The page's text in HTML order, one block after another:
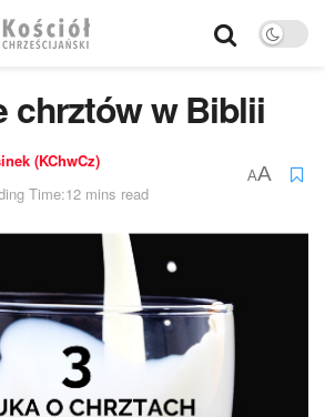
chrztów w Biblii
(KChwCz)
Time:12 mins read
AA